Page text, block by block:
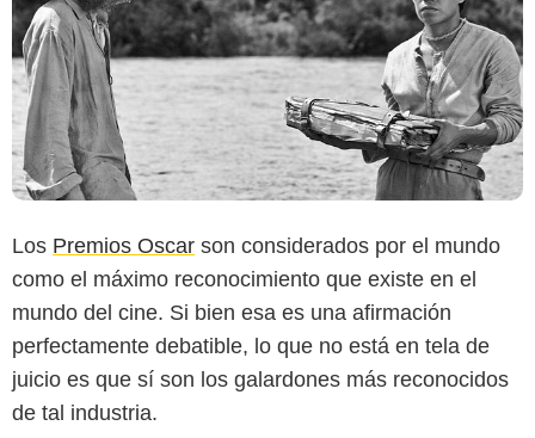
Los Premios Oscar son considerados por el mundo
como el máximo reconocimiento que existe en el
mundo del cine. Si bien esa es una afirmación
perfectamente debatible, lo que no está en tela de
juicio es que sí son los galardones más reconocidos
de tal industria.